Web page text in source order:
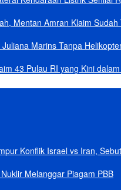
Mentan Amran Klaim
Marins Tanpa
43 Pulau RI yang Kini
Konflik Israel vs Iran,
Melanggar Piagam PBB